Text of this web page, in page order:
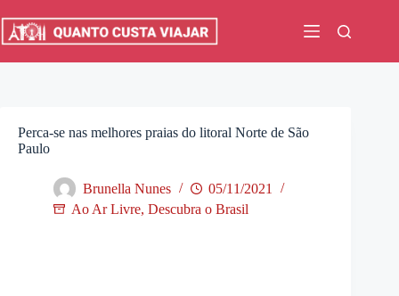
para
Perca-se nas melhores praias do litoral Norte de São
Paulo
Brunella Nunes
05/11/2021
Ao Ar Livre, Descubra o Brasil